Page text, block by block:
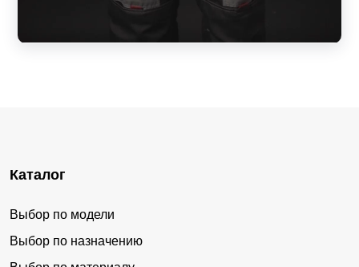
Каталог
Выбор по модели
Выбор по назначению